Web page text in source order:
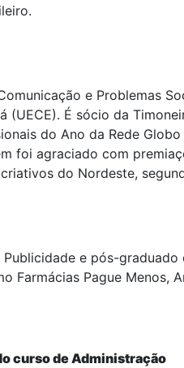
e Problemas
(UECE). É sócio da
do Ano da Rede
foi agraciado com
do Nordeste,
e pós-graduado
Farmácias Pague
curso de Administração